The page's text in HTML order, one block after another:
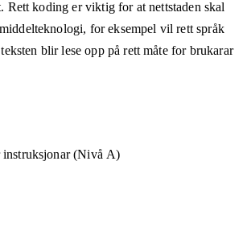
Rett koding er viktig for at nettstaden skal
for eksempel vil rett språk
blir lese opp på rett måte for brukarar
instruksjonar (Nivå A)